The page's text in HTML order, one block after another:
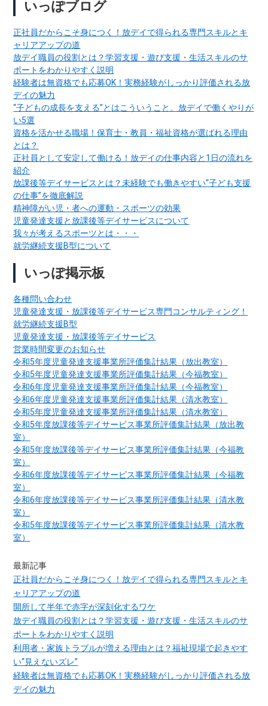
いっぽブログ
正社員だからこそ身につく！放デイで得られる専門スキルとキ
ャリアアップの道
放デイ職員の役割とは？学習支援・遊び支援・生活スキルのサ
ポートをわかりやすく説明
経験者は無資格でも応募OK！実務経験がしっかり評価される放
デイの魅力
“子どもの成長を支える”とはこういうこと。放デイで働くやりが
い5選
資格を活かせる職場！保育士・教員・福祉資格が選ばれる理由
とは？
正社員として安定して働ける！放デイの仕事内容と1日の流れを
紹介
放課後等デイサービスとは？未経験でも働きやすい“子ども支援
の仕事”を徹底解説
精神障がい児・者への運動・スポーツの効果
児童発達支援と放課後等デイサービスについて
我々が考えるスポーツとは・・・
就労継続支援B型について
いっぽ掲示板
各種問い合わせ
児童発達支援・放課後等デイサービス専門コンサルティング！
就労継続支援B型
児童発達支援・放課後等デイサービス
営業時間変更のお知らせ
令和5年度児童発達支援事業所評価集計結果（放出教室）
令和5年度児童発達支援事業所評価集計結果（今福教室）
令和6年度児童発達支援事業所評価集計結果（今福教室）
令和6年度児童発達支援事業所評価集計結果（清水教室）
令和5年度児童発達支援事業所評価集計結果（清水教室）
令和5年度放課後等デイサービス事業所評価集計結果（放出教
室）
令和5年度放課後等デイサービス事業所評価集計結果（今福教
室）
令和6年度放課後等デイサービス事業所評価集計結果（今福教
室）
令和6年度放課後等デイサービス事業所評価集計結果（清水教
室）
令和5年度放課後等デイサービス事業所評価集計結果（清水教
室）
最新記事
正社員だからこそ身につく！放デイで得られる専門スキルとキ
ャリアアップの道
開所して半年で赤字が深刻化するワケ
放デイ職員の役割とは？学習支援・遊び支援・生活スキルのサ
ポートをわかりやすく説明
利用者・家族トラブルが増える理由とは？福祉現場で起きやす
い“見えないズレ”
経験者は無資格でも応募OK！実務経験がしっかり評価される放
デイの魅力